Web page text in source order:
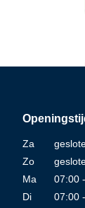
Za
Zo
Ma
07:00
Di
07:00